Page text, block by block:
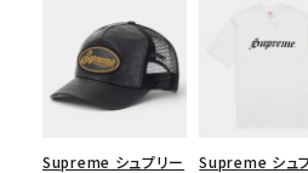
在庫のない商品
ノツイル キャンプキャ
ップ ブラック
Supreme シュプリー
Supreme シュ